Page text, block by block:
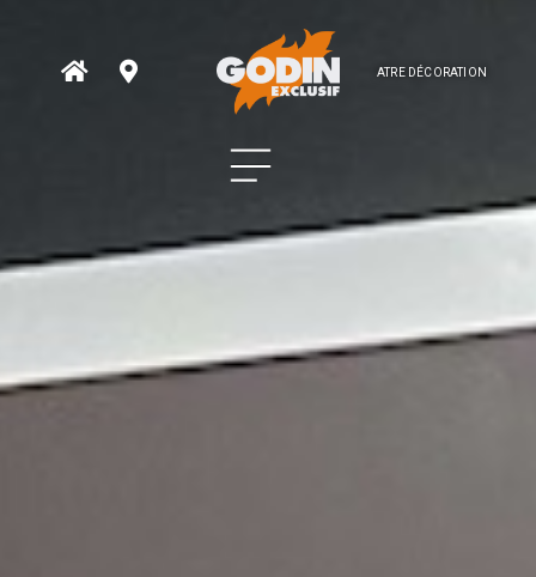
ATRE DÉCORATION